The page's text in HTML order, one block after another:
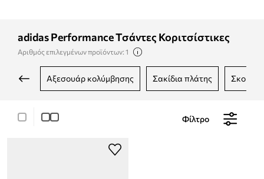
adidas Performance Τσάντες Κοριτσίστικες
Αριθμός επιλεγμένων προϊόντων: 1
αξεσουάρ κολύμβησης σακίδια πλάτης
Φίλτρο